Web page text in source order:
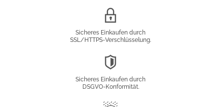
Sicheres Einkaufen durch
SSL/HTTPS-Verschlüsselung.
Sicheres Einkaufen durch
DSGVO-Konformität.